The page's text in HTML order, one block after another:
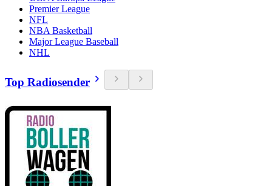
Premier League
NFL
NBA Basketball
Major League Baseball
NHL
Top Radiosender